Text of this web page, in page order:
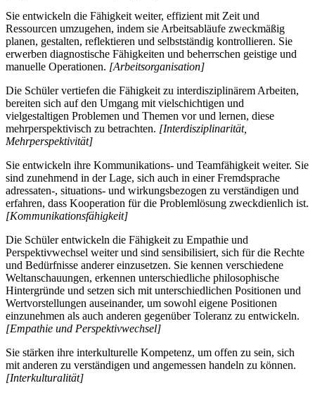
Sie entwickeln die Fähigkeit weiter, effizient mit Zeit und
Ressourcen umzugehen, indem sie Arbeitsabläufe zweckmäßig
planen, gestalten, reflektieren und selbstständig kontrollieren. Sie
erwerben diagnostische Fähigkeiten und beherrschen geistige und
manuelle Operationen. [Arbeitsorganisation]
Die Schüler vertiefen die Fähigkeit zu interdisziplinärem Arbeiten,
bereiten sich auf den Umgang mit vielschichtigen und
vielgestaltigen Problemen und Themen vor und lernen, diese
mehrperspektivisch zu betrachten. [Interdisziplinarität,
Mehrperspektivität]
Sie entwickeln ihre Kommunikations- und Teamfähigkeit weiter. Sie
sind zunehmend in der Lage, sich auch in einer Fremdsprache
adressaten-, situations- und wirkungsbezogen zu verständigen und
erfahren, dass Kooperation für die Problemlösung zweckdienlich ist.
[Kommunikationsfähigkeit]
Die Schüler entwickeln die Fähigkeit zu Empathie und
Perspektivwechsel weiter und sind sensibilisiert, sich für die Rechte
und Bedürfnisse anderer einzusetzen. Sie kennen verschiedene
Weltanschauungen, erkennen unterschiedliche philosophische
Hintergründe und setzen sich mit unterschiedlichen Positionen und
Wertvorstellungen auseinander, um sowohl eigene Positionen
einzunehmen als auch anderen gegenüber Toleranz zu entwickeln.
[Empathie und Perspektivwechsel]
Sie stärken ihre interkulturelle Kompetenz, um offen zu sein, sich
mit anderen zu verständigen und angemessen handeln zu können.
[Interkulturalität]